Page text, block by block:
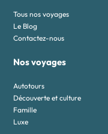
Tous nos voyages
Le Blog
Contactez-nous
Nos voyages
Autotours
Découverte et culture
Famille
Luxe